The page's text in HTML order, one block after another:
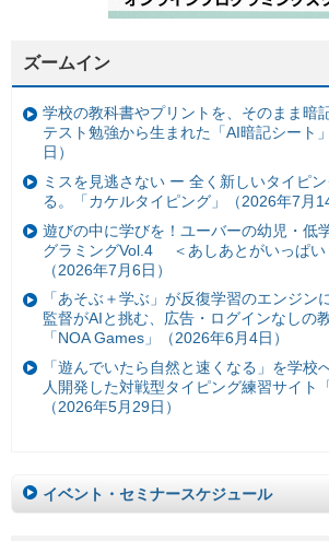
ズームイン
学校の教科書やプリントを、そのまま暗
テスト勉強から生まれた「AI暗記シート
日）
ミスを見逃さない ー 全く新しいタイピ
る。「カケルタイピング」（2026年7月14
遊びの中に学びを！ユーバーの幼児・低
グラミングVol.4 ＜あしあとがいっぱい
（2026年7月6日）
「あそぶ＋学ぶ」が反復学習のエンジン
監督がAIと挑む、広告・ログインなしの
「NOA Games」（2026年6月4日）
「遊んでいたら自然と速くなる」を学校
人開発した対戦型タイピング練習サイト
（2026年5月29日）
イベント・セミナースケジュール